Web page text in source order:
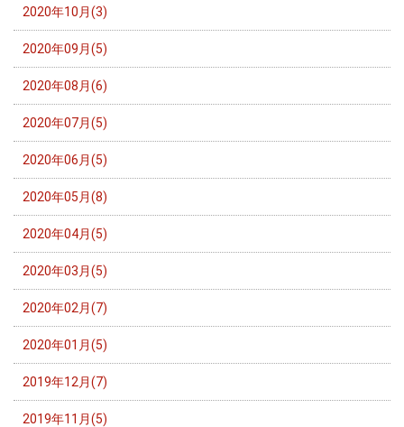
2020年10月(3)
2020年09月(5)
2020年08月(6)
2020年07月(5)
2020年06月(5)
2020年05月(8)
2020年04月(5)
2020年03月(5)
2020年02月(7)
2020年01月(5)
2019年12月(7)
2019年11月(5)